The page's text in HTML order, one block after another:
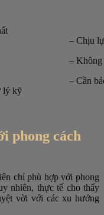
lý kỹ
– Chịu
– Không
– Cần
phong cách
chỉ phù hợp với phong
nhiên, thực tế cho thấy
vời với các xu hướng